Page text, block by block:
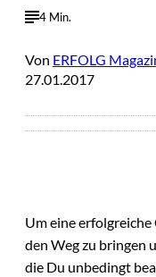
4 Min.
Von ERFOLG
27.01.2017
Um eine
den Weg zu bringen
die Du unbedingt